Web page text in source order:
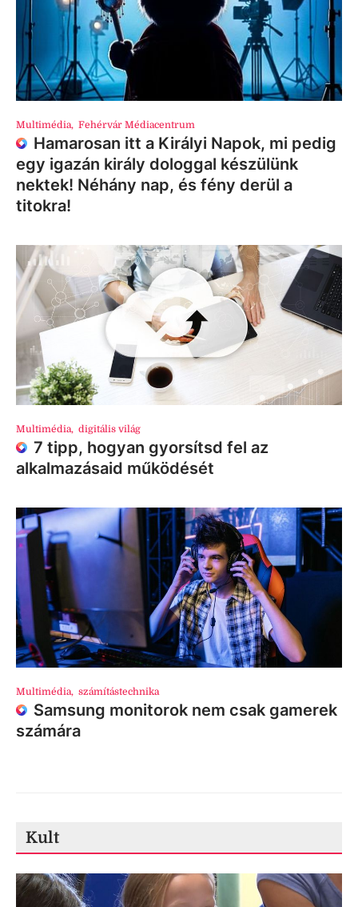
Multimédia, Fehérvár Médiacentrum
Hamarosan itt a Királyi Napok, mi pedig
egy igazán király dologgal készülünk
nektek! Néhány nap, és fény derül a
titokra!
Multimédia, digitális világ
7 tipp, hogyan gyorsítsd fel az
alkalmazásaid működését
Multimédia, számítástechnika
Samsung monitorok nem csak gamerek
számára
Kult